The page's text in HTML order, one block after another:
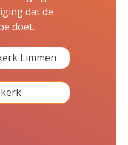
dat de
doet.
Limmen